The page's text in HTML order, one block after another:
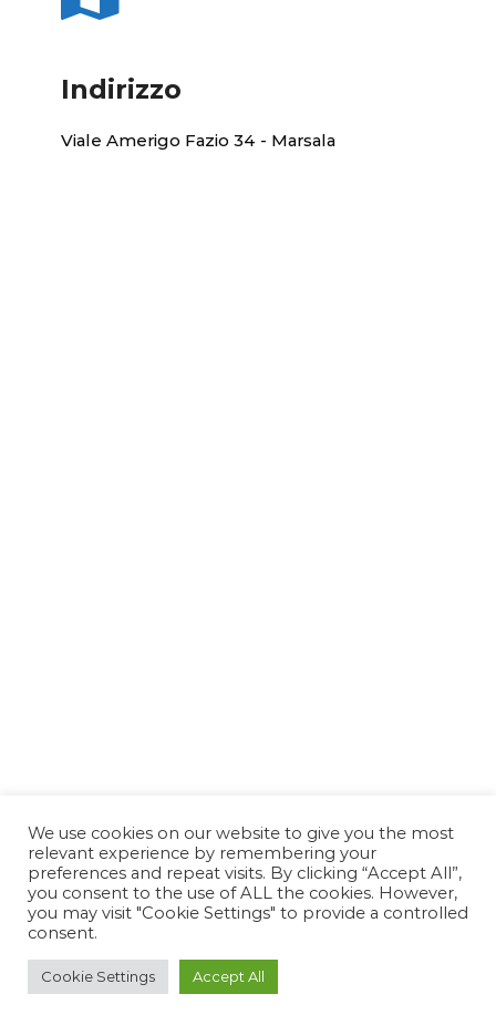
Indirizzo
Viale Amerigo Fazio 34 - Marsala
Copyright © 2022 Confcommercio Trapani by
tfnhub.it
We use cookies on our website to give you the most
relevant experience by remembering your
preferences and repeat visits. By clicking “Accept All”,
you consent to the use of ALL the cookies. However,
you may visit "Cookie Settings" to provide a controlled
consent.
Cookie Settings Accept All